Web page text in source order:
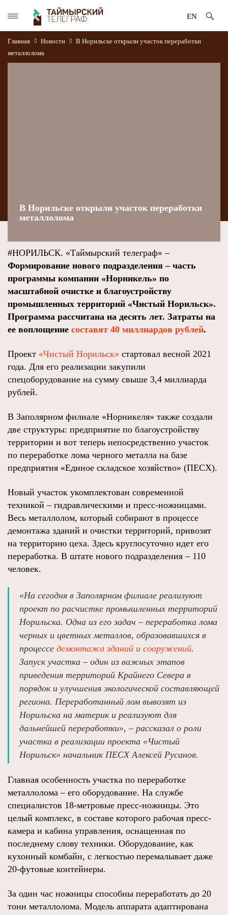
EN
Главная Новости
В Норильске открыли участок переработки
металлолома
В Норильске открыли участок переработки
металлолома
#НОРИЛЬСК. «Таймырский телеграф» –
Формирование нового подразделения – часть
программы компании «Норникель» по
масштабной очистке и благоустройству
промышленных территорий «Чистый Норильск».
Программа рассчитана на десять лет. Затраты на
ее воплощение составят 40 миллиардов рублей.
Проект «Чистый Норильск» стартовал весной 2021
года. Для его реализации закупили
спецоборудование на сумму свыше 3,4 миллиарда
рублей.
В Заполярном филиале «Норникеля» также создали
две структуры: предприятие по благоустройству
территории и вот теперь непосредственно участок
по переработке лома черного металла на базе
предприятия «Единое складское хозяйство» (ПЕСХ).
Новый участок укомплектован современной
техникой – гидравлическими и пресс-ножницами.
Весь металлолом, который собирают в процессе
демонтажа зданий и очистки территорий, привозят
на территорию цеха. Здесь круглосуточно идет его
переработка. В штате нового подразделения – 110
человек.
«На сегодня в Заполярном филиале реализуют
проект по расчистке промышленных территорий
Норильска. Одна из его задач – переработка лома
черных и цветных металлов, образовавшихся в
процессе демонтажа зданий и сооружений.
Запуск участка – один из важных этапов
приведения территорий Крайнего Севера в
порядок и улучшения экологической составляющей
региона. Переработанный лом вывозят из
Норильска на материк и реализуют для
дальнейшей переработки», – рассказал о роли
участка в реализации проекта «Чистый
Норильск» начальник ПЕСХ Алексей Русанов.
Главная особенность участка по переработке
металлолома – его оборудование. На службе
специалистов 18-метровые пресс-ножницы. Это
целый комплекс, в составе которого рабочая пресс-
камера и кабина управления, оснащенная по
последнему слову техники. Оборудование, как
кухонный комбайн, с легкостью перемалывает даже
20-футовые контейнеры.
За один час ножницы способны переработать до 20
тонн металлолома. Модель аппарата адаптирована